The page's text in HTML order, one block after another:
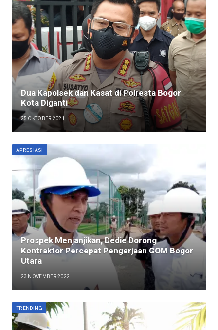
Dua Kapolsek dan Kasat di Polresta Bogor
Kota Diganti
25 OKTOBER 2021
APRESIASI
Prospek Menjanjikan, Dedie Dorong
Kontraktor Percepat Pengerjaan GOM Bogor
Utara
23 NOVEMBER 2022
TRENDING